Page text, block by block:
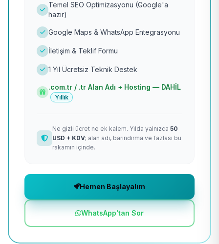
Temel SEO Optimizasyonu (Google'a
hazır)
Google Maps & WhatsApp Entegrasyonu
İletişim & Teklif Formu
1 Yıl Ücretsiz Teknik Destek
.com.tr / .tr Alan Adı + Hosting — DAHİL
Yıllık
Ne gizli ücret ne ek kalem. Yılda yalnızca 50
USD + KDV; alan adı, barındırma ve fazlası bu
rakamın içinde.
Hemen Başlayalım
WhatsApp'tan Sor